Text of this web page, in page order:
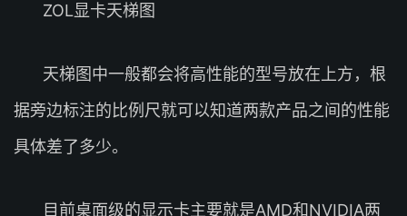
ZOL显卡天梯图
天梯图中一般都会将高性能的型号放在上方，根
据旁边标注的比例尺就可以知道两款产品之间的性能
具体差了多少。
目前桌面级的显示卡主要就是AMD和NVIDIA两